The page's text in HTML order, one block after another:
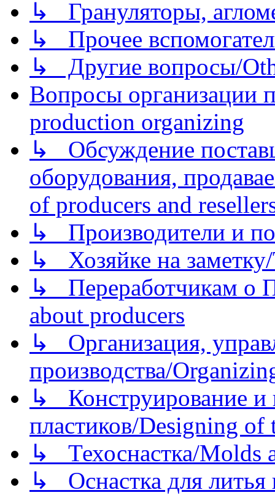
↳ Грануляторы,
↳ Прочее
↳ Другие вопросы/
Вопросы организации
production organizing
↳ Обсуждение
оборудования,
of producers and
↳ Производители и
↳ Хозяйке на
↳ Переработчикам о
about producers
↳ Организация,
производства/
↳ Конструирование и
пластиков/Designing of
↳ Техоснастка/Molds
↳ Оснастка для литья